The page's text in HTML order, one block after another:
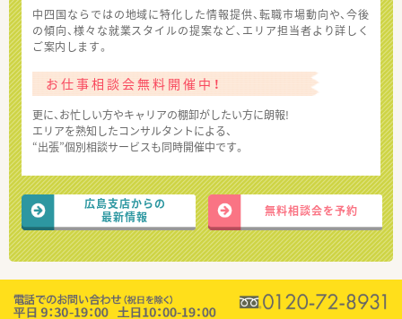
中四国ならではの地域に特化した情報提供、転職市場動向や、今後
の傾向、様々な就業スタイルの提案など、エリア担当者より詳しく
ご案内します。
お仕事相談会無料開催中！
更に、お忙しい方やキャリアの棚卸がしたい方に朗報!
エリアを熟知したコンサルタントによる、
“出張”個別相談サービスも同時開催中です。
広島支店からの
最新情報
無料相談会を予約